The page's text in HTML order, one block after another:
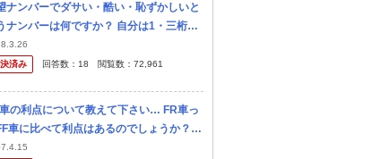
ナンバーでダサい・酷い・恥ずかしいと
ナンバーは何ですか？ 自分は1・三桁ゾ
(特に777)・自分の名前を数字化など
済み
回答数： 18 閲覧数： 72,961
の利点について教えて下さい… FR車っ
車に比べて利点はあるのでしょうか？
６気筒のようにFFとの組合せが困難な場